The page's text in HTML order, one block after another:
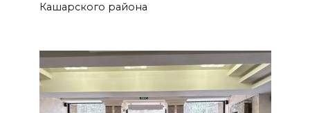
Кашарского района